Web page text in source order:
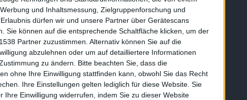
und Inhaltsmessung, Zielgruppenforschung und
dürfen wir und unsere Partner über Gerätescans
Sie können auf die entsprechende Schaltfläche klicken, um der
Partner zuzustimmen. Alternativ können Sie auf die
abzulehnen oder um auf detailliertere Informationen
zu ändern.
Bitte beachten Sie, dass die
ohne Ihre Einwilligung stattfinden kann, obwohl Sie das Recht
Ihre Einstellungen gelten lediglich für diese Website. Sie
Einwilligung widerrufen, indem Sie zu dieser Website
Analyst: Pegatron wird einen
Großteil der kostengünstigen
iPhones in 2013 fertigen
13.03.2013